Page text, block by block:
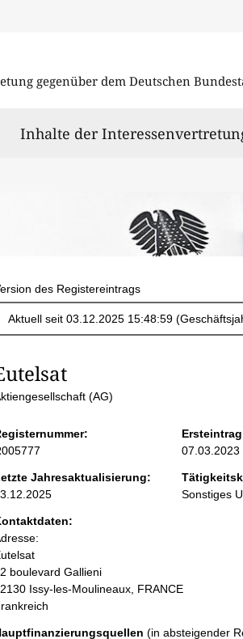
gegenüber dem Deutschen
Inhalte der
des Registereintrags
(AG)
07.03.2023
Jahresaktualisierung:
Sonstiges
boulevard Gallieni
Issy-les-Moulineaux, FRANCE
(in absteigender